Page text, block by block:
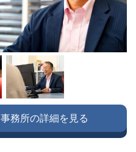
事務所の詳細を見る